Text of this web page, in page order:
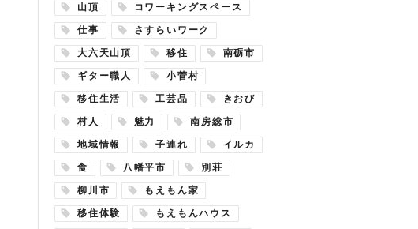
山頂 コワーキングスペース
仕事 さすらいワーク
大六天山頂 移住 南砺市
ギター職人 小菅村
移住生活 工芸品 きおび
村人 魅力 南房総市
地域情報 子連れ イルカ
食 八幡平市 別荘
柳川市 もえもん家
移住体験 もえもんハウス